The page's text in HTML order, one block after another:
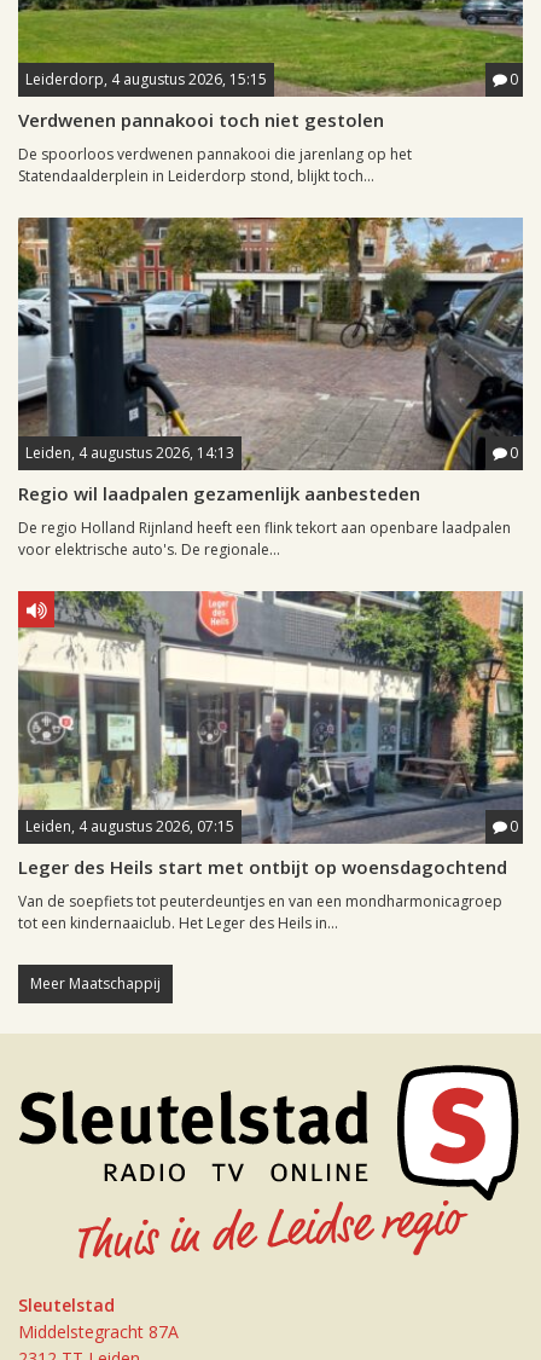
Leiderdorp, 4 augustus 2026, 15:15 0
Verdwenen pannakooi toch niet gestolen
De spoorloos verdwenen pannakooi die jarenlang op het
Statendaalderplein in Leiderdorp stond, blijkt toch...
Leiden, 4 augustus 2026, 14:13 0
Regio wil laadpalen gezamenlijk aanbesteden
De regio Holland Rijnland heeft een flink tekort aan openbare laadpalen
voor elektrische auto's. De regionale...
Leiden, 4 augustus 2026, 07:15 0
Leger des Heils start met ontbijt op woensdagochtend
Van de soepfiets tot peuterdeuntjes en van een mondharmonicagroep
tot een kindernaaiclub. Het Leger des Heils in...
Meer Maatschappij
Sleutelstad
Middelstegracht 87A